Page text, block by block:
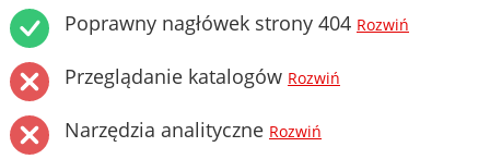
Poprawny nagłówek strony 404 Rozwiń
Przeglądanie katalogów Rozwiń
Narzędzia analityczne Rozwiń